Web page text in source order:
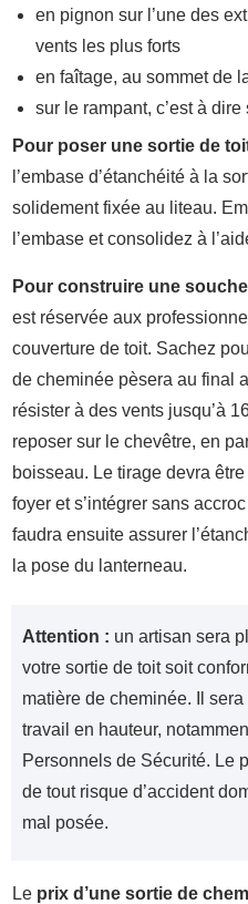
en pignon sur l’une des
vents les plus forts
en faîtage, au sommet de
sur le rampant, c’est à
Pour poser une sortie de
l’embase d’étanchéité à la
solidement fixée au liteau.
l’embase et consolidez à
Pour construire une
est réservée aux
couverture de toit. Sachez
de cheminée pèsera au final
résister à des vents jusqu’à
reposer sur le chevêtre, en
boisseau. Le tirage devra
foyer et s’intégrer sans
faudra ensuite assurer
la pose du lanterneau.
Attention : un artisan sera
votre sortie de toit soit
matière de cheminée. Il
travail en hauteur,
Personnels de Sécurité. Le
de tout risque d’accident
mal posée.
Le prix d’une sortie de